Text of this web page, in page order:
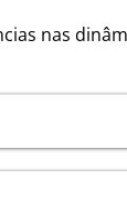
nas